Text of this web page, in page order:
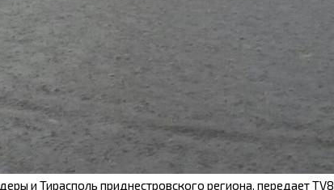
и Тирасполь приднестровского региона, передает